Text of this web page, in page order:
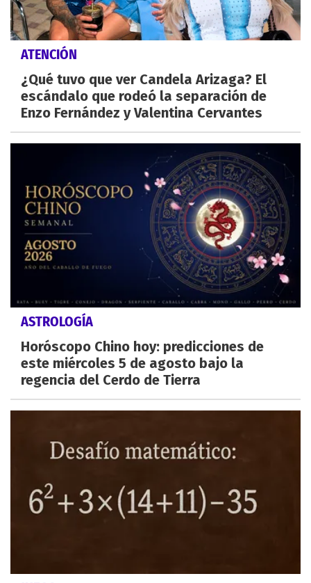
ATENCIÓN
¿Qué tuvo que ver Candela Arizaga? El
escándalo que rodeó la separación de
Enzo Fernández y Valentina Cervantes
ASTROLOGÍA
Horóscopo Chino hoy: predicciones de
este miércoles 5 de agosto bajo la
regencia del Cerdo de Tierra